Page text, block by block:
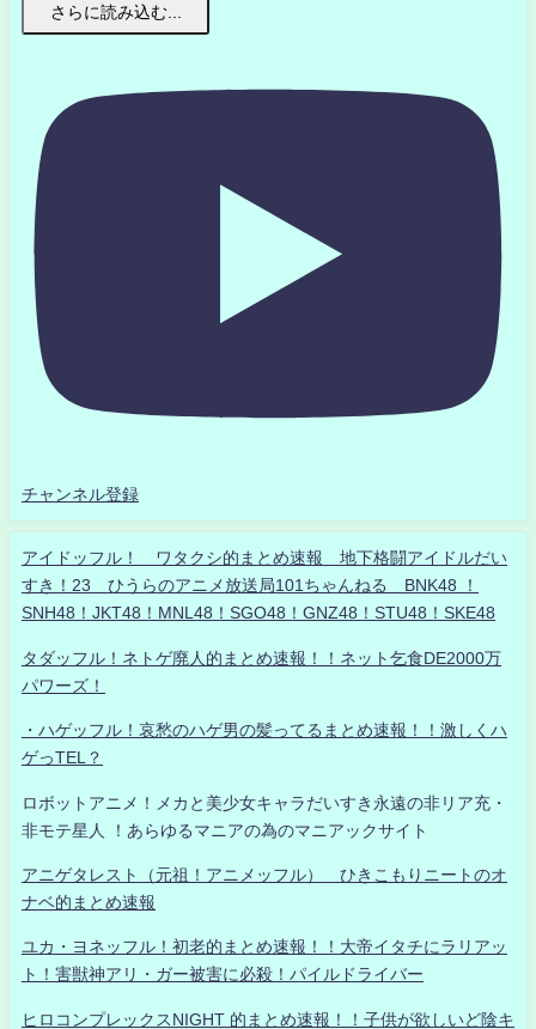
さらに読み込む...
チャンネル登録
アイドッフル！ ワタクシ的まとめ速報 地下格闘アイドルだい
すき！23 ひうらのアニメ放送局101ちゃんねる BNK48 ！
SNH48！JKT48！MNL48！SGO48！GNZ48！STU48！SKE48
タダッフル！ネトゲ廃人的まとめ速報！！ネット乞食DE2000万
パワーズ！
・ハゲッフル！哀愁のハゲ男の髪ってるまとめ速報！！激しくハ
ゲっTEL？
ロボットアニメ！メカと美少女キャラだいすき永遠の非リア充・
非モテ星人 ！あらゆるマニアの為のマニアックサイト
アニゲタレスト（元祖！アニメッフル） ひきこもりニートのオ
ナベ的まとめ速報
ユカ・ヨネッフル！初老的まとめ速報！！大帝イタチにラリアッ
ト！害獣神アリ・ガー被害に必殺！パイルドライバー
ヒロコンプレックスNIGHT 的まとめ速報！！子供が欲しいど陰キ